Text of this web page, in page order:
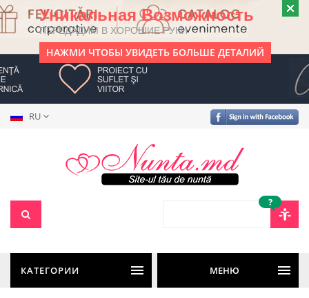
Уникальная Возможность
ПЕРЕДАДИМ В ХОРОШИЕ РУКИ
НАЖМИ ЧТОБЫ УВИДЕТЬ БОЛЬШЕ ДЕТАЛИЙ
RU
?
КАТЕГОРИИ МЕНЮ